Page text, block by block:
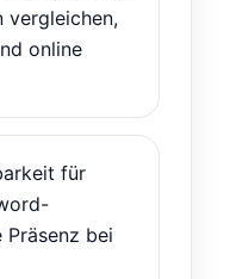
vergleichen,
online
für
bei